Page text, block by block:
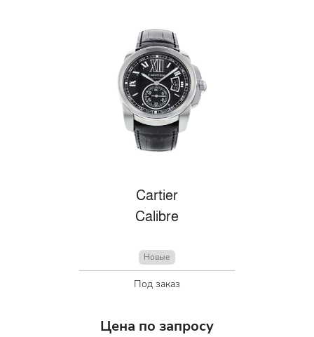
Cartier
Calibre
Новые
Под заказ
Цена по запросу